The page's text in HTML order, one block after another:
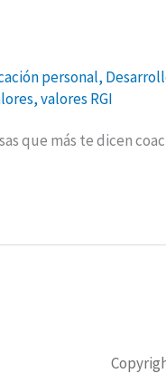
personal,
,valores RGI
que más te dicen